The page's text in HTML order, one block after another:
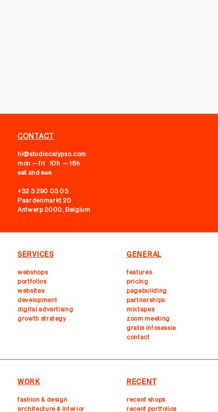
CONTACT
hi@studiocalypso.com
mon — fri 10h — 18h
satandsun
+32 3 290 03 03
Paardenmarkt 20
Antwerp 2000, Belgium
SERVICES
webshops
portfolios
websites
development
digital advertising
growth strategy
GENERAL
features
pricing
pagebuilding
partnerships
mixtapes
zoom meeting
gratis infosessie
contact
WORK
fashion & design
architecture & interior
RECENT
recent shops
recent portfolios